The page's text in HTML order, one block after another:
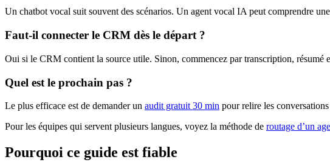
Un chatbot vocal suit souvent des scénarios. Un agent vocal IA peut comprendre
Faut-il connecter le CRM dès le départ ?
Oui si le CRM contient la source utile. Sinon, commencez par transcription, résumé
Quel est le prochain pas ?
Le plus efficace est de demander un audit gratuit 30 min pour relire les
Pour les équipes qui servent plusieurs langues, voyez la méthode de routage d’un
Pourquoi ce guide est fiable